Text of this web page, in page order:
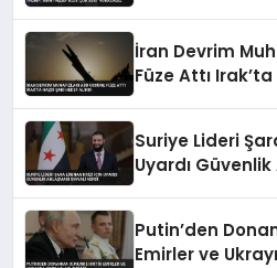
İran Devrim
Füze Attı
Suriye Lideri
Uyardı
Putin’den
Emirler ve